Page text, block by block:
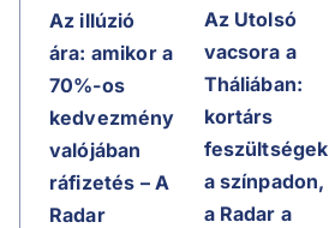
Az illúzió
ára: amikor a
70%-os
kedvezmény
valójában
ráfizetés – A
Radar
Az Utolsó
vacsora a
Tháliában:
kortárs
feszültségek
a színpadon,
a Radar a